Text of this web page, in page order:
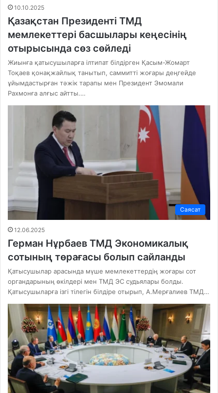
10.10.2025
Қазақстан Президенті ТМД
мемлекеттері басшылары кеңесінің
отырысында сөз сөйледі
Жиынға қатысушыларға ілтипат білдірген Қасым-Жомарт
Тоқаев қонақжайлық танытып, саммитті жоғары деңгейде
ұйымдастырған тәжік тарапы мен Президент Эмомали
Рахмонға алғыс айтты.…
Саясат
12.06.2025
Герман Нұрбаев ТМД Экономикалық
сотының төрағасы болып сайланды
Қатысушылар арасында мүше мемлекеттердің жоғары сот
органдарының өкілдері мен ТМД ЭС судьялары болды.
Қатысушыларға ізгі тілегін білдіре отырып, А.Мерғалиев ТМД…